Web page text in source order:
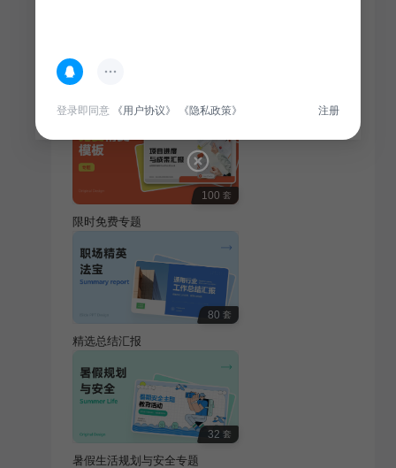
热门专题
100 套
限时免费专题
80 套
精选总结汇报
32 套
暑假生活规划与安全专题
登录即同意 《用户协议》 《隐私政策》 注册